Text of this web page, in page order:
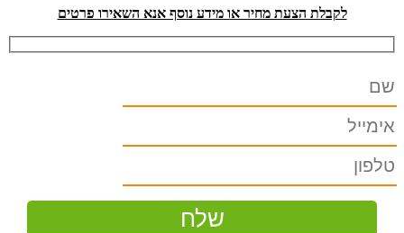
לקבלת הצעת מחיר או מידע נוסף אנא השאירו פרטים